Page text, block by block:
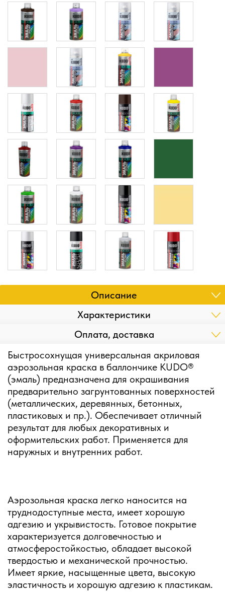
Описание
Характеристики
Оплата, доставка
Быстросохнущая универсальная акриловая
аэрозольная краска в баллончике KUDO®
(эмаль) предназначена для окрашивания
предварительно загрунтованных поверхностей
(металлических, деревянных, бетонных,
пластиковых и пр.). Обеспечивает отличный
результат для любых декоративных и
оформительских работ. Применяется для
наружных и внутренних работ.
Аэрозольная краска легко наносится на
труднодоступные места, имеет хорошую
адгезию и укрывистость. Готовое покрытие
характеризуется долговечностью и
атмосферостойкостью, обладает высокой
твердостью и механической прочностью.
Имеет яркие, насыщенные цвета, высокую
эластичность и хорошую адгезию к пластикам.